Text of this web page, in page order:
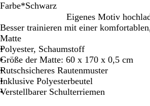
Farbe*Schwarz
c
h
w
a
r
z
o
t
ö
n
i
g
s
b
l
e
l
l
g
r
ü
n
Eigenes Motiv
Besser trainieren mit einer
Matte
Polyester, Schaumstoff
Größe der Matte: 60 x 170 x 0,5 cm
Rutschsicheres Rautenmuster
Inklusive Polyesterbeutel
Verstellbarer Schulterriemen